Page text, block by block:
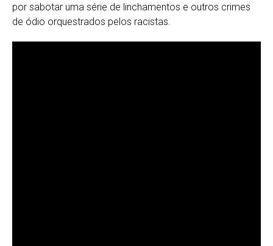
por sabotar uma série de linchamentos e outros crimes
de ódio orquestrados pelos racistas.